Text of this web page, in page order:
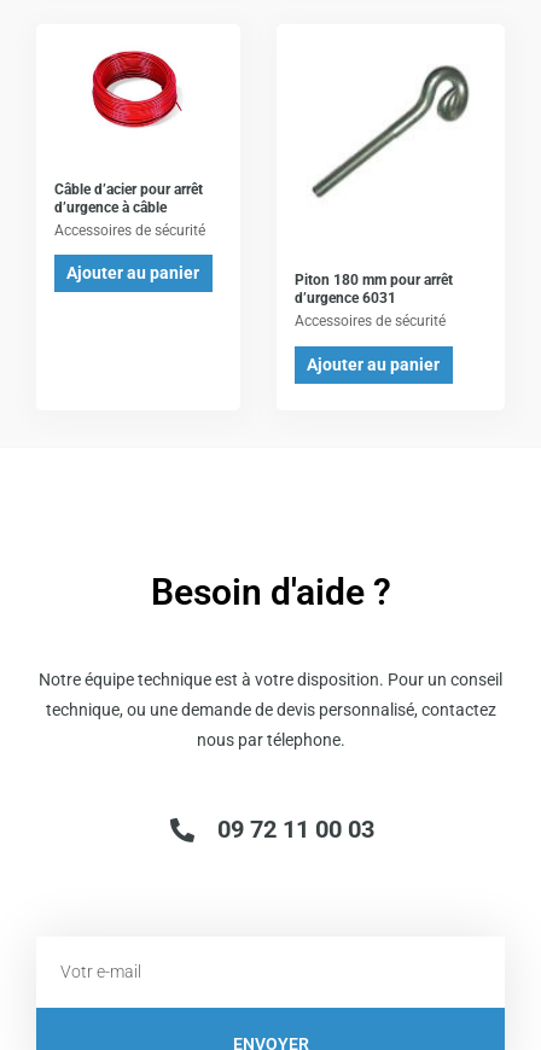
Câble d’acier pour arrêt
d’urgence à câble
Accessoires de sécurité
Ajouter au panier
Piton 180 mm pour arrêt
d’urgence 6031
Accessoires de sécurité
Ajouter au panier
Besoin d'aide ?
Notre équipe technique est à votre disposition. Pour un conseil
technique, ou une demande de devis personnalisé, contactez
nous par télephone.
09 72 11 00 03
ENVOYER